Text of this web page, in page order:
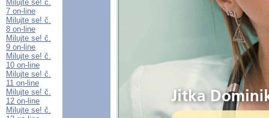
Milujte se! č.
7 on-line
Milujte se! č.
8 on-line
Milujte se! č.
9 on-line
Milujte se! č.
10 on-line
Milujte se! č.
11 on-line
Milujte se! č.
12 on-line
Milujte se! č.